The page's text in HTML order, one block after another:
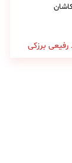
رفیعی برزکی